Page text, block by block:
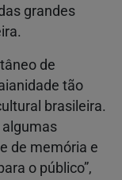
grandes
de
tão
brasileira.
algumas
de memória e
o público”,